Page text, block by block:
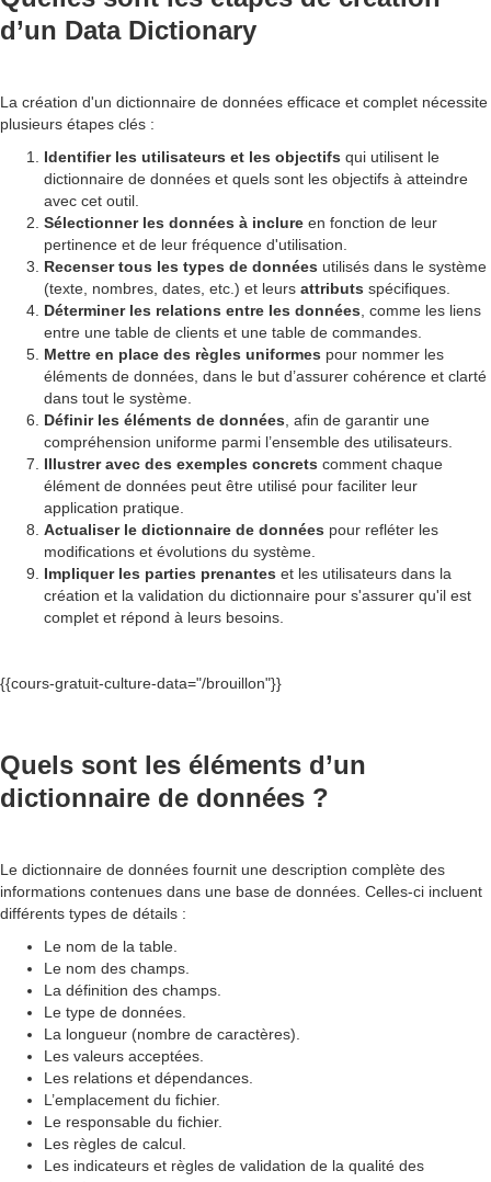
d’un Data Dictionary
La création d'un dictionnaire de données efficace et complet nécessite
plusieurs étapes clés :
Identifier les utilisateurs et les objectifs qui utilisent le
dictionnaire de données et quels sont les objectifs à atteindre
avec cet outil.
Sélectionner les données à inclure en fonction de leur
pertinence et de leur fréquence d'utilisation.
Recenser tous les types de données utilisés dans le système
(texte, nombres, dates, etc.) et leurs attributs spécifiques.
Déterminer les relations entre les données , comme les liens
entre une table de clients et une table de commandes.
Mettre en place des règles uniformes pour nommer les
éléments de données, dans le but d’assurer cohérence et clarté
dans tout le système.
Définir les éléments de données , afin de garantir une
compréhension uniforme parmi l’ensemble des utilisateurs.
Illustrer avec des exemples concrets comment chaque
élément de données peut être utilisé pour faciliter leur
application pratique.
Actualiser le dictionnaire de données pour refléter les
modifications et évolutions du système.
Impliquer les parties prenantes et les utilisateurs dans la
création et la validation du dictionnaire pour s'assurer qu'il est
complet et répond à leurs besoins.
{{cours-gratuit-culture-data="/brouillon"}}
Quels sont les éléments d’un
dictionnaire de données ?
Le dictionnaire de données fournit une description complète des
informations contenues dans une base de données. Celles-ci incluent
différents types de détails :
Le nom de la table.
Le nom des champs.
La définition des champs.
Le type de données.
La longueur (nombre de caractères).
Les valeurs acceptées.
Les relations et dépendances.
L’emplacement du fichier.
Le responsable du fichier.
Les règles de calcul.
Les indicateurs et règles de validation de la qualité des